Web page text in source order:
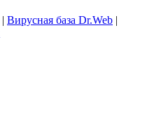
| Вирусная база Dr.Web |